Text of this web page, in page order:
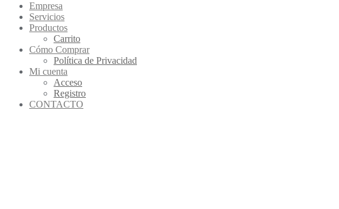
Empresa
Servicios
Productos
Carrito
Cómo Comprar
Política de Privacidad
Mi cuenta
Acceso
Registro
CONTACTO